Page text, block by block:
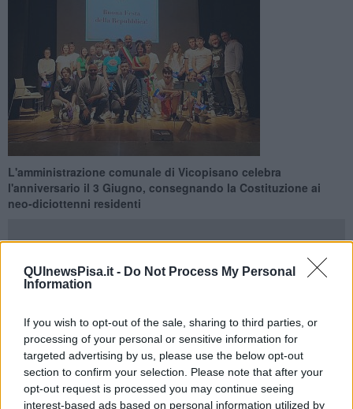
QUInewsPisa.it - Do Not Process My Personal
Information
If you wish to opt-out of the sale, sharing to third parties, or
processing of your personal or sensitive information for
targeted advertising by us, please use the below opt-out
section to confirm your selection. Please note that after your
opt-out request is processed you may continue seeing
interest-based ads based on personal information utilized by
L'amministrazione comunale di Vicopisano celebra
l'anniversario il 3 Giugno, consegnando la Costituzione ai
neo-diciottenni residenti
Vicopisano sceglie di celebrare la Festa della Repubblica
consegnando la Costituzione ai neo-diciottenni residenti nel
Comune e dialogando su alcuni articoli e principiinsieme a
Bernard Dika, portavoce del presidente della Regione Toscana
e ad Andrea Kaemmerle, direttore artistico di Guascone
Teatro . L'appuntamento è alTeatro di Via Verdi, il 3 Giugno, alle